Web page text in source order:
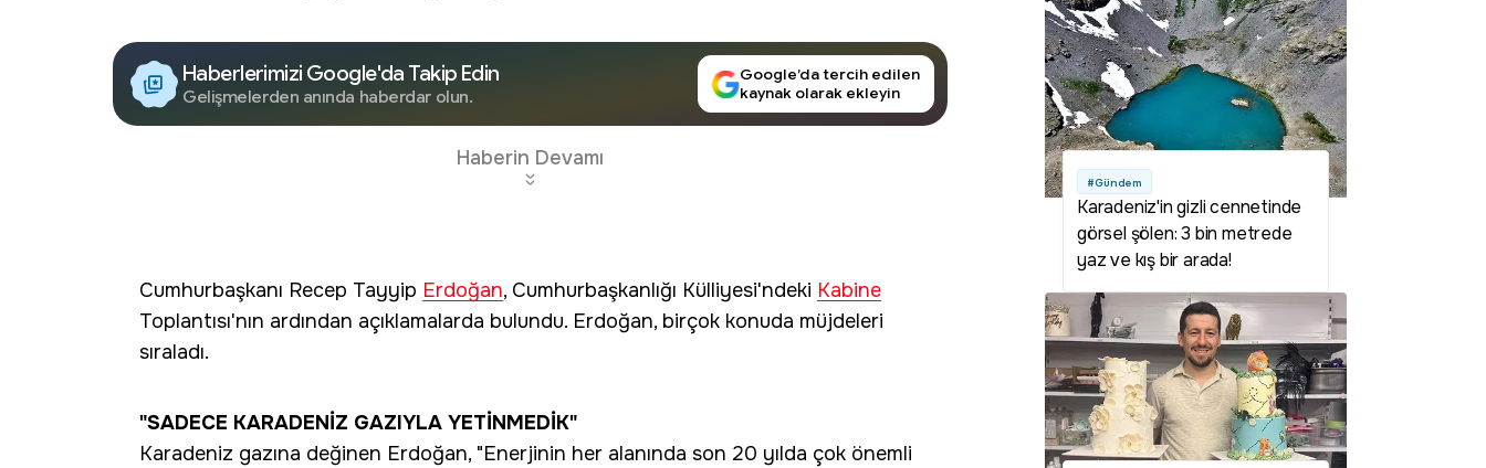
Haberlerimizi Google'da Takip Edin
Gelişmelerden anında haberdar olun.
Google’da tercih edilen
kaynak olarak ekleyin
Haberin Devamı
Cumhurbaşkanı Recep Tayyip Erdoğan, Cumhurbaşkanlığı Külliyesi'ndeki Kabine
Toplantısı'nın ardından açıklamalarda bulundu. Erdoğan, birçok konuda müjdeleri
sıraladı.
"SADECE KARADENİZ GAZIYLA YETİNMEDİK"
Karadeniz gazına değinen Erdoğan, "Enerjinin her alanında son 20 yılda çok önemli
#Gündem
Karadeniz'in gizli cennetinde
görsel şölen: 3 bin metrede
yaz ve kış bir arada!